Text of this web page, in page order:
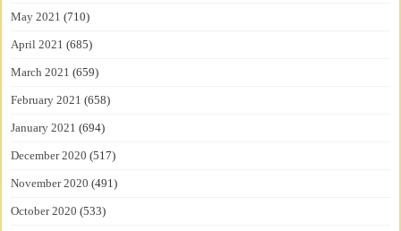
May 2021 (710)
April 2021 (685)
March 2021 (659)
February 2021 (658)
January 2021 (694)
December 2020 (517)
November 2020 (491)
October 2020 (533)